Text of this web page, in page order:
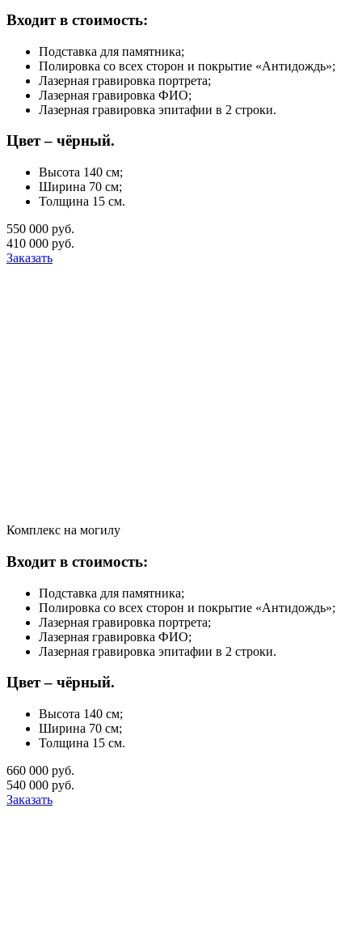
Входит в стоимость:
Подставка для памятника;
Полировка со всех сторон и покрытие «Антидождь»;
Лазерная гравировка портрета;
Лазерная гравировка ФИО;
Лазерная гравировка эпитафии в 2 строки.
Цвет – чёрный.
Высота 140 см;
Ширина 70 см;
Толщина 15 см.
550 000 руб.
410 000 руб.
Заказать
Комплекс на могилу
Входит в стоимость:
Подставка для памятника;
Полировка со всех сторон и покрытие «Антидождь»;
Лазерная гравировка портрета;
Лазерная гравировка ФИО;
Лазерная гравировка эпитафии в 2 строки.
Цвет – чёрный.
Высота 140 см;
Ширина 70 см;
Толщина 15 см.
660 000 руб.
540 000 руб.
Заказать